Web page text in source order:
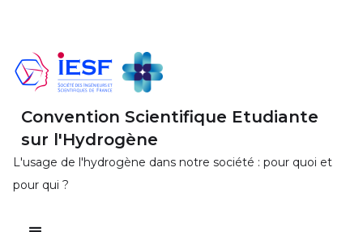
Convention Scientifique Etudiante
sur l'Hydrogène
L'usage de l'hydrogène dans notre société : pour quoi et
pour qui ?